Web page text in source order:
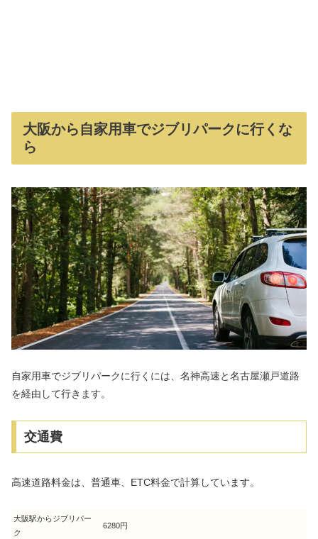
大阪から自家用車でジブリパークに行くな
ら
自家用車でジブリパークに行くには、名神高速と名古屋瀬戸道路
を経由して行きます。
交通費
高速道路料金は、普通車、ETC料金で計算しています。
大阪駅からジブリパー
ク
6280円